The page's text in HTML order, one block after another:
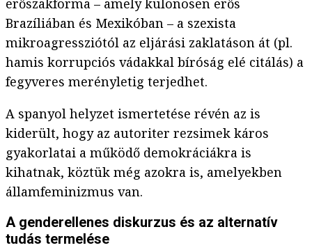
erőszakforma – amely különösen erős
Brazíliában és Mexikóban – a szexista
mikroagressziótól az eljárási zaklatáson át (pl.
hamis korrupciós vádakkal bíróság elé citálás) a
fegyveres merényletig terjedhet.
A spanyol helyzet ismertetése révén az is
kiderült, hogy az autoriter rezsimek káros
gyakorlatai a működő demokráciákra is
kihatnak, köztük még azokra is, amelyekben
államfeminizmus van.
A genderellenes diskurzus és az alternatív
tudás termelése